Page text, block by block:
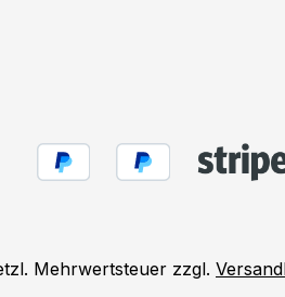
Mehrwertsteuer zzgl.